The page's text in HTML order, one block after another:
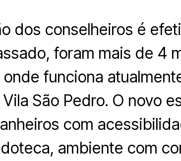
dos conselheiros é
foram mais de 4
funciona
São Pedro. O novo
com
ambiente com